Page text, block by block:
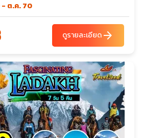
- ต.ค. 70
ดูรายละเอียดarrow_forward